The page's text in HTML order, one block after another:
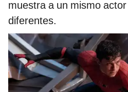
muestra a un mismo
diferentes.